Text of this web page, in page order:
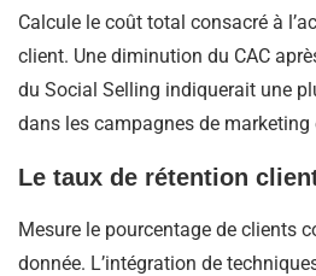
Calcule le coût total consacré à
client. Une diminution du CAC
du Social Selling indiquerait une
dans les campagnes de marketing
Le taux de rétention
Mesure le pourcentage de clients
donnée. L’intégration de